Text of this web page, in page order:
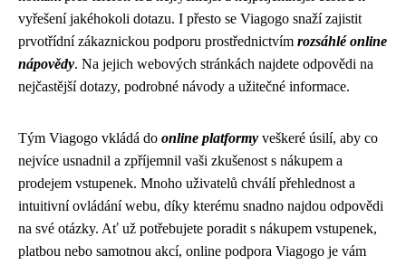
vyřešení jakéhokoli dotazu. I přesto se Viagogo snaží zajistit
prvotřídní zákaznickou podporu prostřednictvím rozsáhlé online
nápovědy. Na jejich webových stránkách najdete odpovědi na
nejčastější dotazy, podrobné návody a užitečné informace.
Tým Viagogo vkládá do online platformy veškeré úsilí, aby co
nejvíce usnadnil a zpříjemnil vaši zkušenost s nákupem a
prodejem vstupenek. Mnoho uživatelů chválí přehlednost a
intuitivní ovládání webu, díky kterému snadno najdou odpovědi
na své otázky. Ať už potřebujete poradit s nákupem vstupenek,
platbou nebo samotnou akcí, online podpora Viagogo je vám